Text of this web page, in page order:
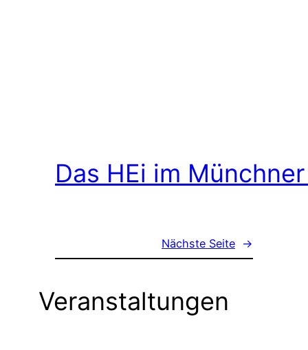
Das HEi im
Nächste Seite →
Veranstaltungen